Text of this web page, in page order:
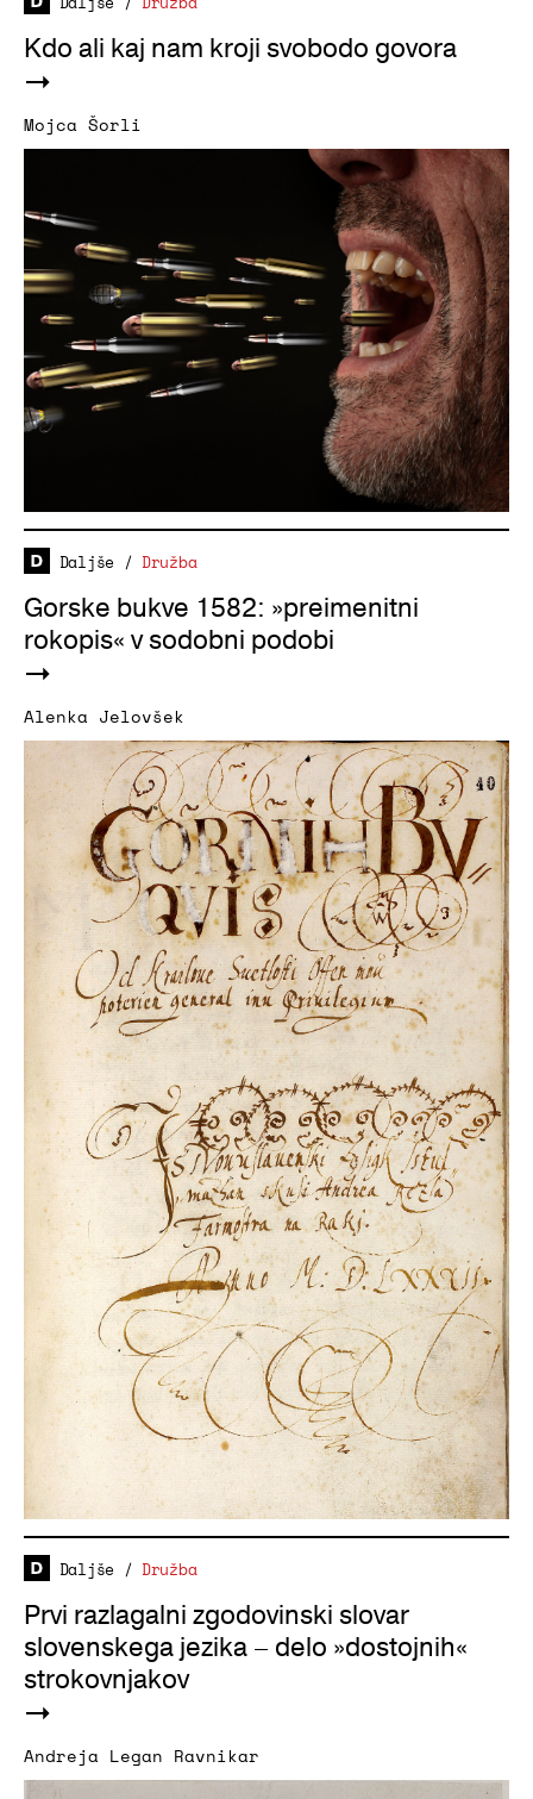
Kdo ali kaj nam kroji svobodo govora
Mojca Šorli
Daljše / Družba
Gorske bukve 1582: »preimenitni
rokopis« v sodobni podobi
Alenka Jelovšek
Daljše / Družba
Prvi razlagalni zgodovinski slovar
slovenskega jezika – delo »dostojnih«
strokovnjakov
Andreja Legan Ravnikar